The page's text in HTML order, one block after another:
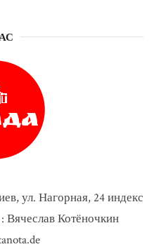
ул. Нагорная, 24 индекс
Вячеслав Котёночкин